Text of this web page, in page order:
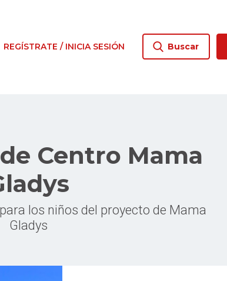
REGÍSTRATE / INICIA SESIÓN Buscar
Centro Mama
los niños del proyecto de Mama
Gladys